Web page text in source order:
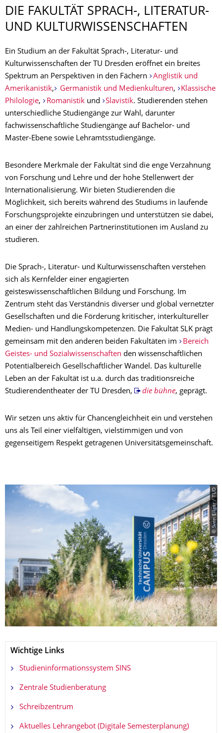
DIE FAKULTÄT SPRACH-, LITERATUR-
UND KULTURWISSEN­SCHAFTEN
Ein Studium an der Fakultät Sprach-, Literatur- und
Kulturwissenschaften der TU Dresden eröffnet ein breites
Spektrum an Perspektiven in den Fächern
Anglistik und
Amerikanistik, Germanistik und Medienkulturen,
Klassische
Philologie, Romanistikund Slavistik. Studierenden stehen
unterschiedliche Studiengänge zur Wahl, darunter
fachwissenschaftliche Studiengänge auf Bachelor- und
Master-Ebene sowie Lehramtsstudiengänge.
Besondere Merkmale der Fakultät sind die enge Verzahnung
von Forschung und Lehre und der hohe Stellenwert der
Internationalisierung. Wir bieten Studierenden die
Möglichkeit, sich bereits während des Studiums in laufende
Forschungsprojekte einzubringen und unterstützen sie dabei,
an einer der zahlreichen Partnerinstitutionen im Ausland zu
studieren.
Die Sprach-, Literatur- und Kulturwissenschaften verstehen
sich als Kernfelder einer engagierten
geisteswissenschaftlichen Bildung und Forschung. Im
Zentrum steht das Verständnis diverser und global vernetzter
Gesellschaften und die Förderung kritischer, interkultureller
Medien- und Handlungskompetenzen. Die Fakultät SLK prägt
gemeinsam mit den anderen beiden Fakultäten im
Bereich
Geistes- und Sozialwissenschaften den wissenschaftlichen
Potentialbereich Gesellschaftlicher Wandel. Das kulturelle
Leben an der Fakultät ist u.a. durch das traditionsreiche
Studierendentheater der TU Dresden,
die bühne, geprägt.
Wir setzen uns aktiv für Chancengleichheit ein und verstehen
uns als Teil einer vielfältigen, vielstimmigen und von
gegenseitigem Respekt getragenen Universitätsgemeinschaft.
© Sven Ellger / TUD
Wichtige Links
Studieninformationssystem SINS
Zentrale Studienberatung
Schreibzentrum
Aktuelles Lehrangebot (Digitale Semesterplanung)